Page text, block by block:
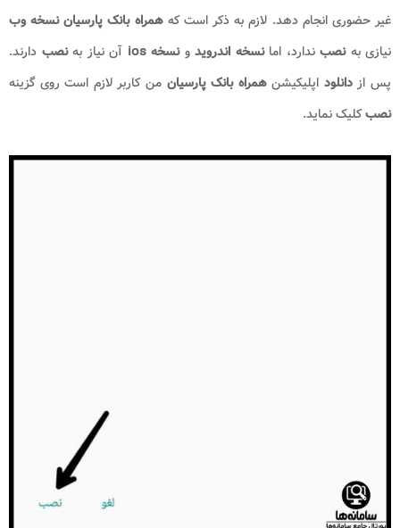
غیر حضوری انجام دهد. لازم به ذکر است کههمراه بانک پارسیان نسخه وب
نیازی بهنصبندارد، اما نسخه اندرویدونسخهios آن نیاز بهنصب دارند.
پس ازدانلود اپلیکیشنهمراه بانک پارسیان من کاربر لازم است روی گزینه
نصبکلیک نماید.